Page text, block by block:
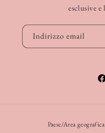
esclusive
Indirizzo email
Paese/Area geografica